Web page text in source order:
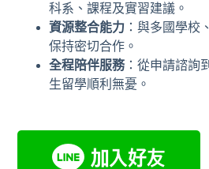
科系、課程及實習建議。
資源整合能力 ：與多國學校
保持密切合作。
全程陪伴服務：從申請諮詢
生留學順利無憂。